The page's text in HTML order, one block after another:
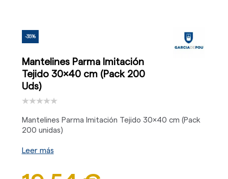
-35%
Mantelines Parma Imitación
Tejido 30x40 cm (Pack 200
Uds)
Mantelines Parma Imitación Tejido 30x40 cm (Pack
200 unidas)
Leer más